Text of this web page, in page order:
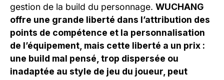
gestion de la build du personnage. WUCHANG
offre une grande liberté dans l’attribution des
points de compétence et la personnalisation
de l’équipement, mais cette liberté a un prix :
une build mal pensé, trop dispersée ou
inadaptée au style de jeu du joueur, peut